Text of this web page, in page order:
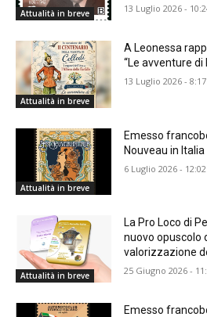
Attualità in breve 13 Luglio 2026 -
Attualità in breve
A Leonessa
“Le avventure di
13 Luglio 2026 - 8:17
Attualità in breve
Emesso
Nouveau in Italia
6 Luglio 2026 - 12:02
Attualità in breve
La Pro Loco di
nuovo opuscolo
valorizzazione
25 Giugno 2026 -
Emesso